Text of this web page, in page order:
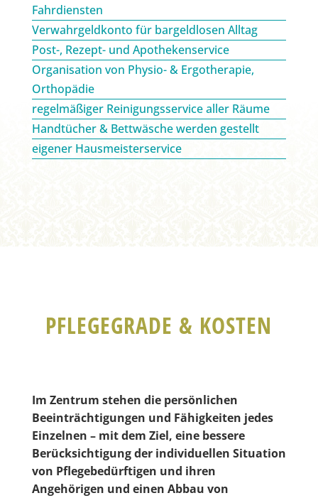
Fahrdiensten
Verwahrgeldkonto für bargeldlosen Alltag
Post-, Rezept- und Apothekenservice
Organisation von Physio- & Ergotherapie,
Orthopädie
regelmäßiger Reinigungsservice aller Räume
Handtücher & Bettwäsche werden gestellt
eigener Hausmeisterservice
PFLEGEGRADE & KOSTEN
Im Zentrum stehen die persönlichen
Beeinträchtigungen und Fähigkeiten jedes
Einzelnen – mit dem Ziel, eine bessere
Berücksichtigung der individuellen Situation
von Pflegebedürftigen und ihren
Angehörigen und einen Abbau von